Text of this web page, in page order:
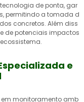
de ponta, gar
permitindo a tomada d
concretos. Além diss
de potenciais impactos
e
monitoramento amb